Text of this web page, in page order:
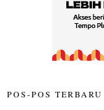
POS-POS TERBARU